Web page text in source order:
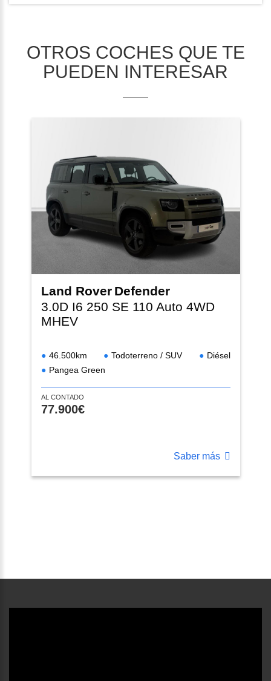
OTROS COCHES QUE TE
PUEDEN INTERESAR
Land Rover Defender
3.0D I6 250 SE 110 Auto 4WD
MHEV
46.500km Todoterreno / SUV
Diésel
Pangea Green
AL CONTADO
77.900€
Saber más